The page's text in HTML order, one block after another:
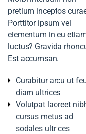
pretium inceptos
Porttitor ipsum vel
elementum in eu etiam
luctus? Gravida
Est accumsan.
Curabitur arcu ut
diam ultrices
Volutpat laoreet
cursus metus ad
sodales ultrices